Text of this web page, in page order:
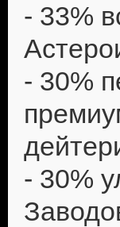
- 33%
- 30%
- 30%